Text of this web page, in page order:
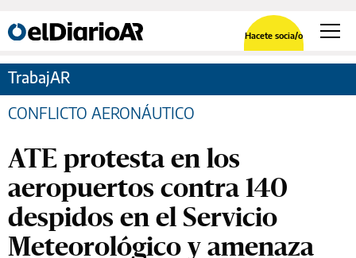
Hacete socia/o
TrabajAR
CONFLICTO AERONÁUTICO
ATE protesta en los
aeropuertos contra 140
despidos en el Servicio
Meteorológico y amenaza